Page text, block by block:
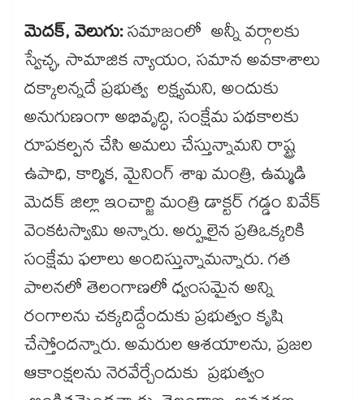
మెదక్, వెలుగు:సమాజంలో అన్నీ వర్గాలకు
స్వేచ్ఛ, సామాజిక న్యాయం, సమాన అవకాశాలు
దక్కాలన్నదే ప్రభుత్వ లక్ష్యమని, అందుకు
అనుగుణంగా అభివృద్ధి, సంక్షేమ పథకాలకు
రూపకల్పన చేసి అమలు చేస్తున్నామని రాష్ట్ర
ఉపాధి, కార్మిక, మైనింగ్ శాఖ మంత్రి, ఉమ్మడి
మెదక్ జిల్లా ఇంచార్జి మంత్రి డాక్టర్ గడ్డం వివేక్
వెంకటస్వామి అన్నారు. అర్హులైన ప్రతిఒక్కరికి
సంక్షేమ ఫలాలు అందిస్తున్నామన్నారు. గత
పాలనలో తెలంగాణలో ధ్వంసమైన అన్ని
రంగాలను చక్కదిద్దేందుకు ప్రభుత్వం కృషి
చేస్తోందన్నారు. అమరుల ఆశయాలను, ప్రజల
ఆకాంక్షలను నెరవేర్చేందుకు ప్రభుత్వం